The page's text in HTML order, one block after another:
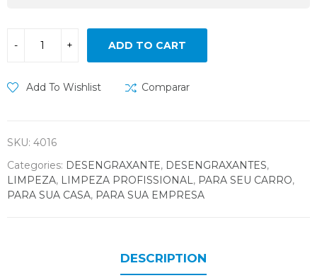
ADD TO CART
Add To Wishlist Comparar
SKU: 4016
Categories: DESENGRAXANTE, DESENGRAXANTES,
LIMPEZA, LIMPEZA PROFISSIONAL, PARA SEU CARRO,
PARA SUA CASA, PARA SUA EMPRESA
DESCRIPTION